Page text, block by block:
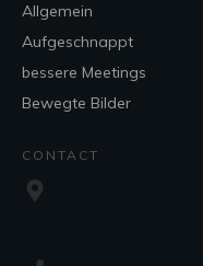
Allgemein
Aufgeschnappt
bessere Meetings
Bewegte Bilder
CONTACT